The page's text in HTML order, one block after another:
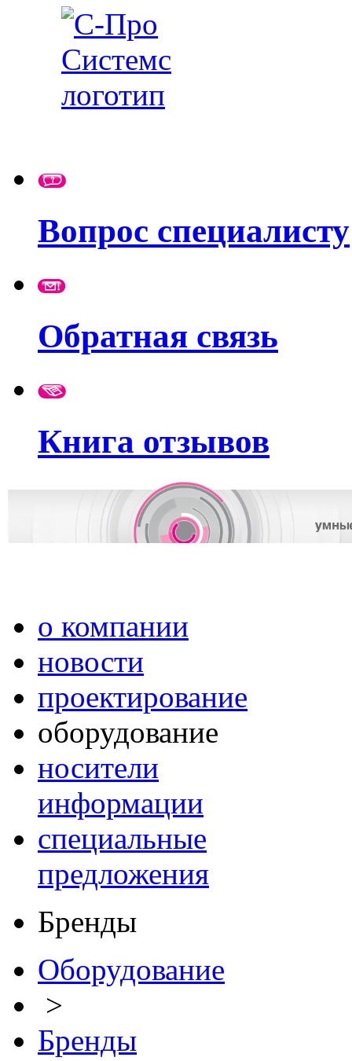
Вопрос специалисту
Обратная связь
Книга отзывов
о компании
новости
проектирование
оборудование
носители
информации
специальные
предложения
Бренды
Оборудование
>
Бренды